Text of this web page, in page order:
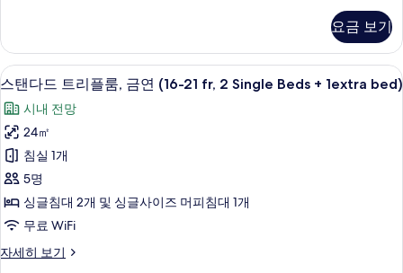
사
진
모
두
보
기
금
연
(The
floor,
2
beds)
자
세
히
보
기
요금 보기
스
탠
다
드
트
리
플
룸,
금
스탠다드 트리플룸, 금연 (16-21 fr, 2
10
스탠다드 트리플룸, 금연 (16-21 fr, 2 Single Beds + 1extra bed)
시내 전망
24㎡
침실 1개
5명
싱글침대 2개 및 싱글사이즈 머피침대 1개
무료 WiFi
자세히 보기
스